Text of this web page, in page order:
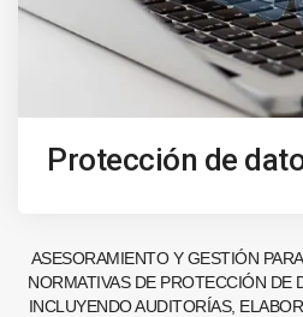
Protección de
ASESORAMIENTO Y GESTIÓN
NORMATIVAS DE PROTECCIÓN DE
INCLUYENDO AUDITORÍAS,